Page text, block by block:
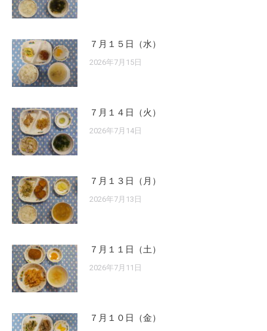
７月１５日（水）
2026年7月15日
７月１４日（火）
2026年7月14日
７月１３日（月）
2026年7月13日
７月１１日（土）
2026年7月11日
７月１０日（金）